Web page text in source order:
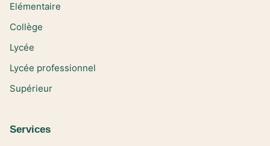
Elémentaire
Collège
Lycée
Lycée professionnel
Supérieur
Services